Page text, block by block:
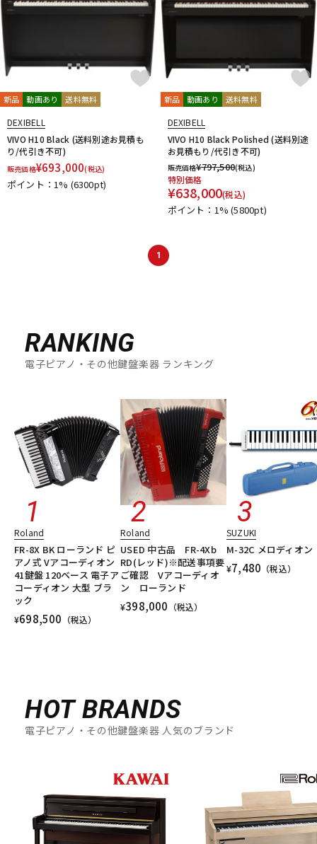
新品 動画あり 送料無料
DEXIBELL
VIVO H10 Black (送料別途お見積も
り/代引き不可)
販売価格¥693,000(税込)
ポイント：1% (6300pt)
新品 動画あり 送料無料
DEXIBELL
VIVO H10 Black Polished (送料別途
お見積もり/代引き不可)
販売価格¥797,500(税込)
特別価格
¥638,000(税込)
ポイント：1%(5800pt)
1
RANKING
電子ピアノ・その他鍵盤楽器 ランキング
Roland
FR-8X BK ローランド ピ
アノ式 Vアコーディオン
41鍵盤 120ベース 電子ア
コーディオン 大型 ブラ
ック
¥698,500 （税込）
Roland
USED 中古品 FR-4Xb
RD(レッド)※配送事項要
ご確認 Vアコーディオ
ン ローランド
¥398,000 （税込）
SUZUKI
M-32C メロディオン
¥7,480 （税込）
HOT BRANDS
電子ピアノ・その他鍵盤楽器 人気のブランド